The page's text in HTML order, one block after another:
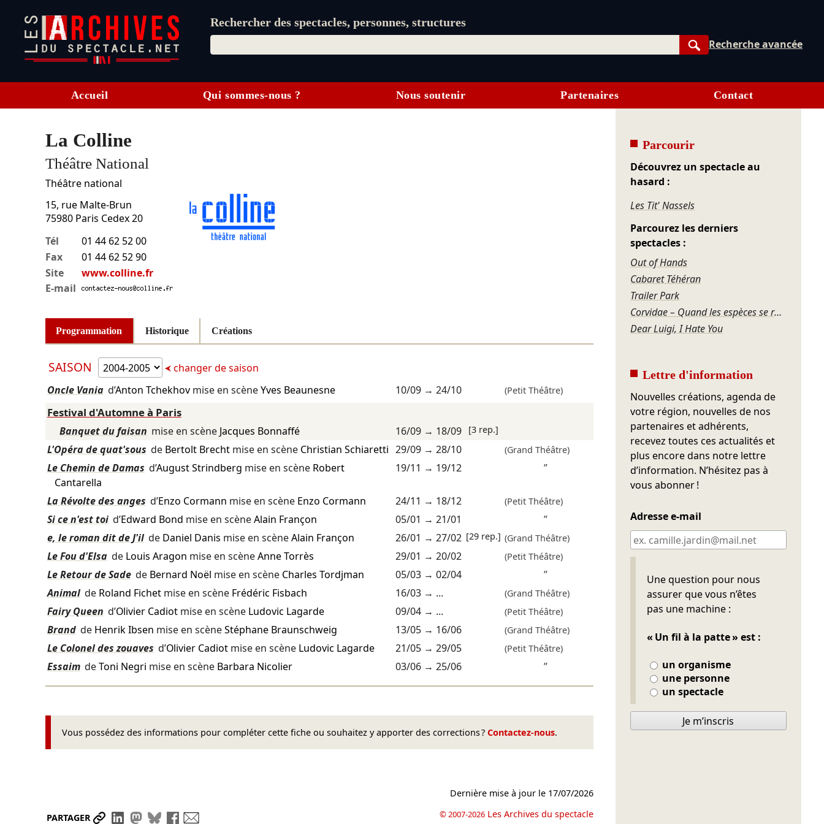
Rechercher des spectacles, personnes, structures
Rechercher
Recherche avancée
Accueil Qui sommes-nous ? Nous soutenir Partenaires Contact
La Colline
Théâtre National
Théâtre national
15, rue Malte-Brun
75980 Paris Cedex 20
Tél
01 44 62 52 00
Fax
01 44 62 52 90
Site
www.colline.fr
E-mail
Programmation Historique Créations
SAISON
changer de saison
Oncle Vania d’Anton Tchekhovmise en scèneYves Beaunesne 10/09→ 24/10 (Petit Théâtre)
Festival d'Automne à Paris
Banquet du faisan mise en scène Jacques Bonnaffé 16/09→ 18/09 [3 rep.]
L'Opéra de quat'sous de Bertolt Brechtmise en scène Christian Schiaretti 29/09→ 28/10 (Grand Théâtre)
Le Chemin de Damas d’August Strindberg mise en scène Robert
Cantarella
19/11 → 19/12 ”
La Révolte des anges d’Enzo Cormann mise en scène Enzo Cormann 24/11 → 18/12 (Petit Théâtre)
Si ce n'est toi d’Edward Bond mise en scèneAlain Françon 05/01 → 21/01
”
e, le roman dit de J'il de Daniel Danis mise en scèneAlain Françon 26/01 → 27/02 [29 rep.] (Grand Théâtre)
Le Fou d'Elsa de Louis Aragon mise en scèneAnne Torrès 29/01 → 20/02 (Petit Théâtre)
Le Retour de Sade de Bernard Noël mise en scène Charles Tordjman 05/03→ 02/04
”
Animal de Roland Fichetmise en scène Frédéric Fisbach 16/03→ ... (Grand Théâtre)
Fairy Queen d’Olivier Cadiotmise en scène Ludovic Lagarde 09/04→ ... (Petit Théâtre)
Brand de Henrik Ibsen mise en scèneStéphane Braunschweig 13/05→ 16/06 (Grand Théâtre)
Le Colonel des zouaves d’Olivier Cadiotmise en scène Ludovic Lagarde 21/05→ 29/05 (Petit Théâtre)
Essaim deToni Negri mise en scène Barbara Nicolier 03/06→ 25/06 ”
Vous possédez des informations pour compléter cette fiche ou souhaitez y apporter des corrections ? Contactez-nous.
PARTAGER Partager le lien
Partager sur LinkedIn
Partager sur Mastodon
Partager sur Bluesky
Partager sur Facebook
Dernière mise à jour le 17/07/2026
© 2007-2026 Les Archives du spectacle
Parcourir
Découvrez un spectacle au
hasard :
Les Tit' Nassels
Parcourez les derniers
spectacles :
Out of Hands
Cabaret Téhéran
Trailer Park
Corvidae – Quand les espèces se regardent
Dear Luigi, I Hate You
Lettre d'information
Nouvelles créations, agenda de
votre région, nouvelles de nos
partenaires et adhérents,
recevez toutes ces actualités et
plus encore dans notre lettre
d’information. N’hésitez pas à
vous abonner !
Adresse e-mail
Une question pour nous
assurer que vous n’êtes
pas une machine :
« Un fil à la patte » est :
un organisme
une personne
un spectacle
Ne pas remplir
Je m’inscris